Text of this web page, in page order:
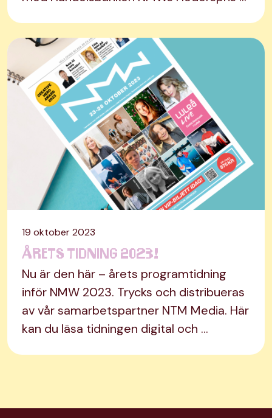
19 oktober 2023
Årets tidning 2023!
Nu är den här – årets programtidning
inför NMW 2023. Trycks och distribueras
av vår samarbetspartner NTM Media. Här
kan du läsa tidningen digital och …